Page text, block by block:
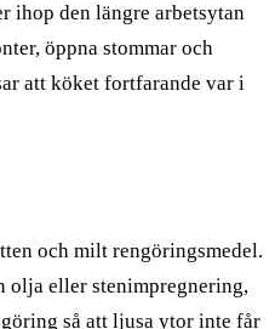
ihop den längre arbetsytan
öppna stommar och
att köket fortfarande var i
och milt rengöringsmedel.
olja eller stenimpregnering,
så att ljusa ytor inte får